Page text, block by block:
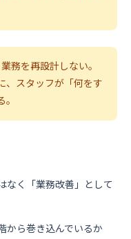
務を再設計しない。
、スタッフが「何をす
なく「業務改善」として
から巻き込んでいるか